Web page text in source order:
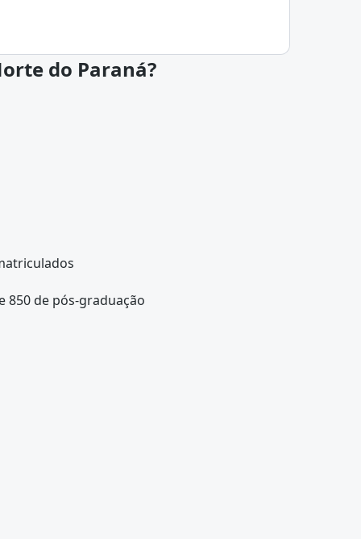
do Paraná?
850 de pós-graduação